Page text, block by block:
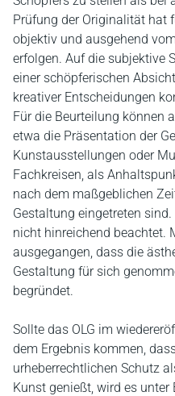
Prüfung der Originalität hat
objektiv und ausgehend
erfolgen. Auf die subjektive
einer schöpferischen
kreativer Entscheidungen
Für die Beurteilung können
etwa die Präsentation der
Kunstausstellungen oder
Fachkreisen, als
nach dem maßgeblichen
Gestaltung eingetreten
nicht hinreichend beachtet.
ausgegangen, dass die
Gestaltung für sich
begründet.
Sollte das OLG im
dem Ergebnis kommen,
urheberrechtlichen Schutz
Kunst genießt, wird es unter